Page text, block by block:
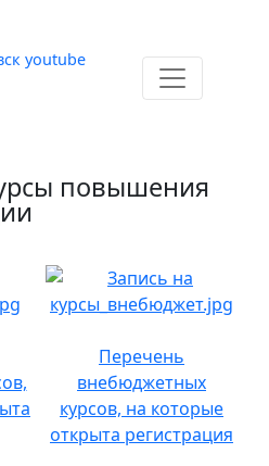
повышения
Перечень
внебюджетных
курсов, на которые
открыта регистрация